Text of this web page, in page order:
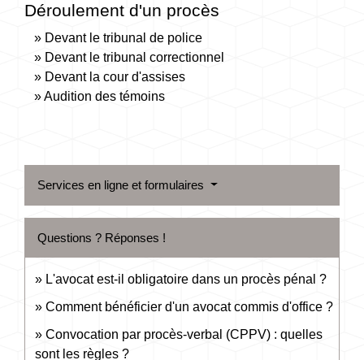
Déroulement d'un procès
Devant le tribunal de police
Devant le tribunal correctionnel
Devant la cour d'assises
Audition des témoins
Services en ligne et formulaires
Questions ? Réponses !
L'avocat est-il obligatoire dans un procès pénal ?
Comment bénéficier d'un avocat commis d'office ?
Convocation par procès-verbal (CPPV) : quelles
sont les règles ?